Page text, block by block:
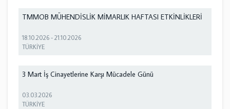
TMMOB MÜHENDİSLİK MİMARLIK HAFTASI ETKİNLİKLERİ
18.10.2026 -21.10.2026
TÜRKİYE
3 Mart İş Cinayetlerine Karşı Mücadele Günü
03.03.2026
TÜRKİYE